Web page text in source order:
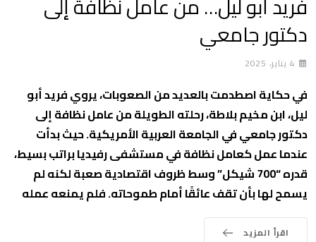
دكتور جامعي
4 يناير، 2025
في حكاية اصطدمت بالعديد من الصعوبات، يروي فريد أبو
ليل، ابن مخيم بلاطة، رحلته الطويلة من عامل نظافة إلى
دكتور جامعي في الجامعة العربية الأمريكية. حيث بدأت
عندما عمل كعامل نظافة في مستشفى رفيديا براتب بسيط،
قدره “700 شيكل” وسط ظروف اقتصادية صعبة لكنه لم
يسمح لها بأن تقف عائقًا أمام طموحاته. فلم يمنعه عمله
اقرأ المزيد